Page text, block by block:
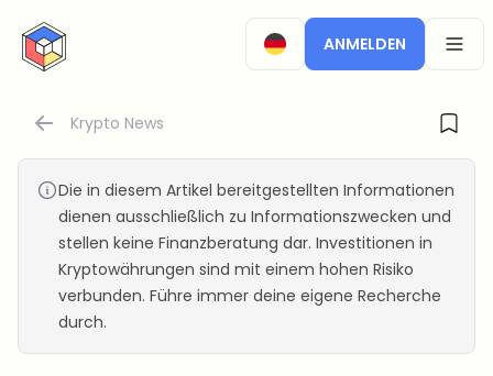
CryptoTicker
ANMELDEN
Krypto News
Die in diesem Artikel bereitgestellten Informationen
dienen ausschließlich zu Informationszwecken und
stellen keine Finanzberatung dar. Investitionen in
Kryptowährungen sind mit einem hohen Risiko
verbunden. Führe immer deine eigene Recherche
durch.